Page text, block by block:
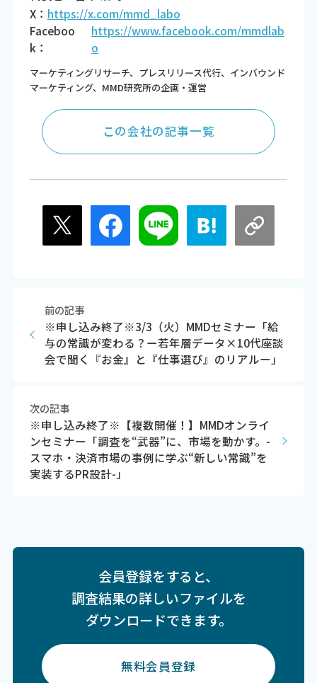
X： https://x.com/mmd_labo
Faceboo
k：
https://www.facebook.com/mmdlab
o
マーケティングリサーチ、プレスリリース代行、インバウンド
マーケティング、MMD研究所の企画・運営
この会社の記事一覧
前の記事
※申し込み終了※3/3（火）MMDセミナー「給
与の常識が変わる？ー若年層データ×10代座談
会で聞く『お金』と『仕事選び』のリアルー」
次の記事
※申し込み終了※【複数開催！】MMDオンライ
ンセミナー「調査を“武器”に、市場を動かす。-
スマホ・決済市場の事例に学ぶ“新しい常識”を
実装するPR設計-」
会員登録をすると、
調査結果の詳しいファイルを
ダウンロードできます。
無料会員登録